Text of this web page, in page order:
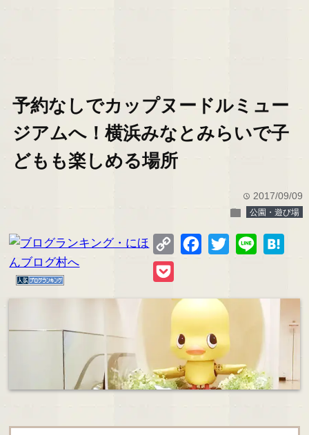
予約なしでカップヌードルミュー
ジアムへ！横浜みなとみらいで子
どもも楽しめる場所
time 2017/09/09
folder 公園・遊び場
Copy
Facebook
Twitter Line